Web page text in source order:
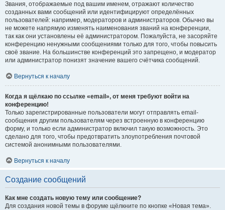
Звания, отображаемые под вашим именем, отражают количество
созданных вами сообщений или идентифицируют определённых
пользователей: например, модераторов и администраторов. Обычно вы
не можете напрямую изменять наименования званий на конференции,
так как они установлены её администратором. Пожалуйста, не засоряйте
конференцию ненужными сообщениями только для того, чтобы повысить
своё звание. На большинстве конференций это запрещено, и модератор
или администратор понизят значение вашего счётчика сообщений.
Вернуться к началу
Когда я щёлкаю по ссылке «email», от меня требуют войти на
конференцию!
Только зарегистрированные пользователи могут отправлять email-
сообщения другим пользователям через встроенную в конференцию
форму, и только если администратор включил такую возможность. Это
сделано для того, чтобы предотвратить злоупотребления почтовой
системой анонимными пользователями.
Вернуться к началу
Создание сообщений
Как мне создать новую тему или сообщение?
Для создания новой темы в форуме щёлкните по кнопке «Новая тема».